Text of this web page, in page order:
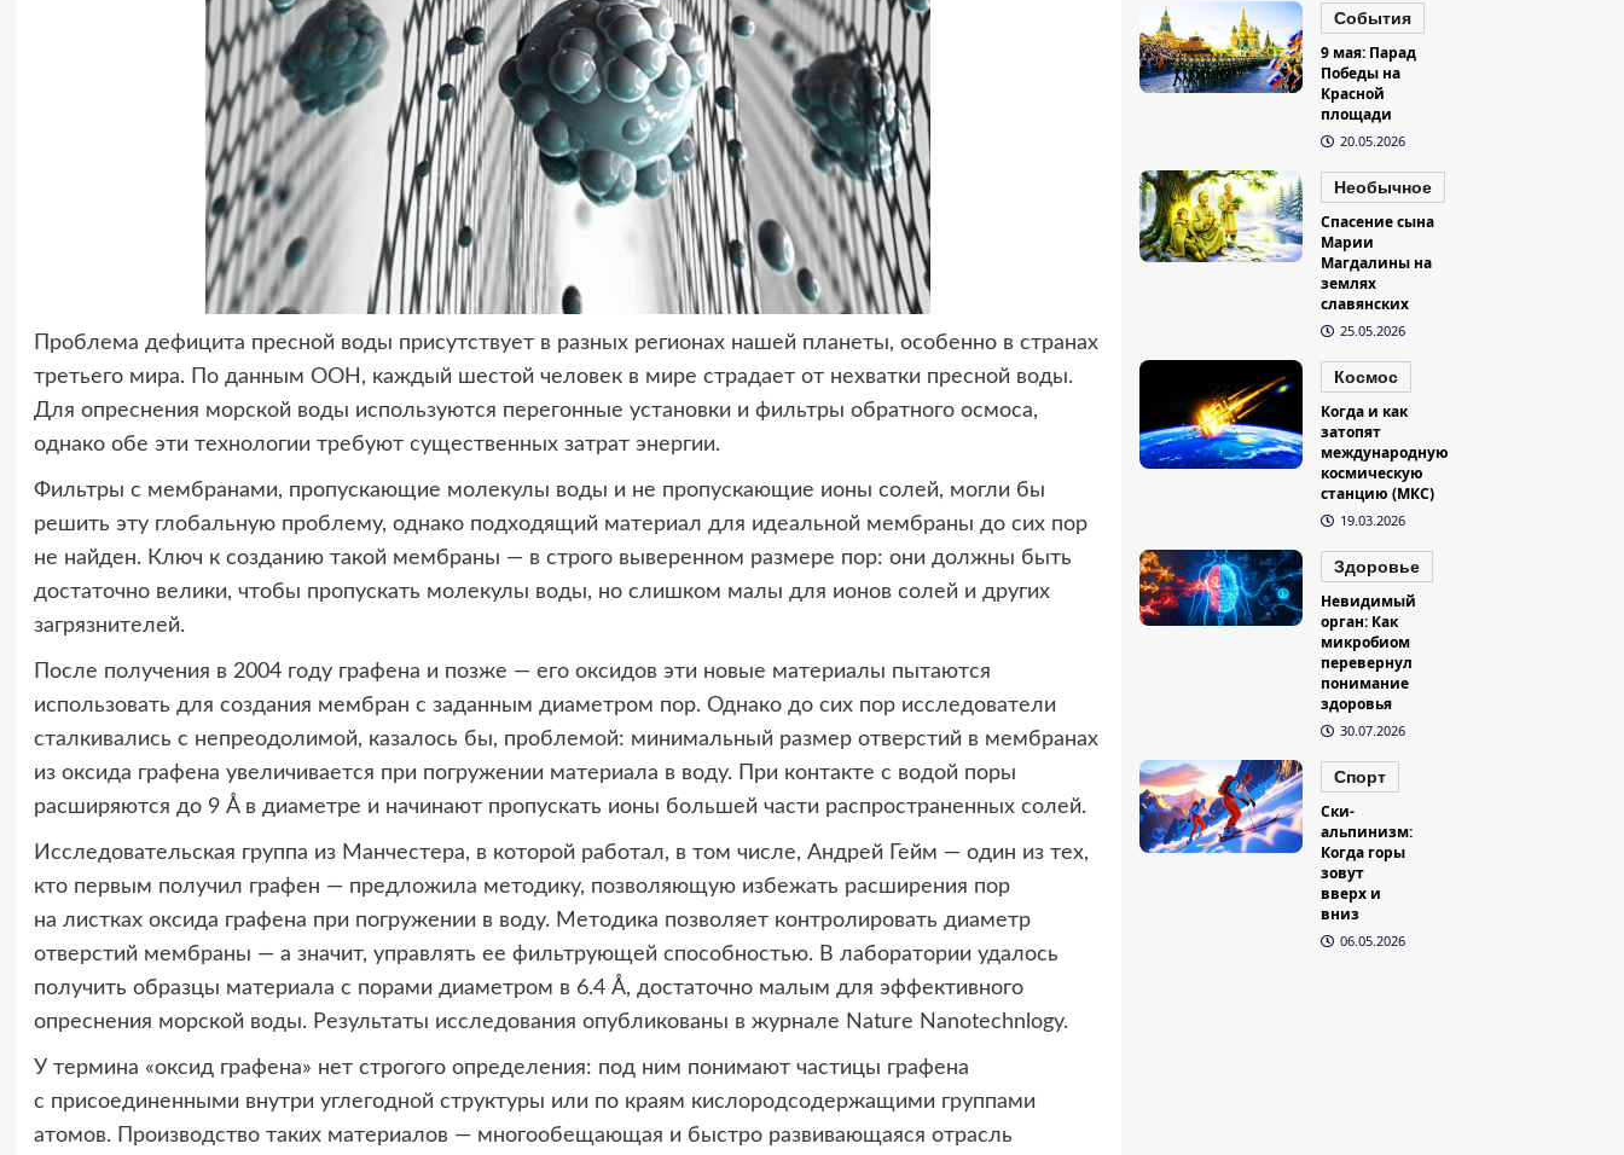
Проблема дефицита пресной воды присутствует в разных регионах нашей планеты, особенно в странах
третьего мира. По данным ООН, каждый шестой человек в мире страдает от нехватки пресной воды.
Для опреснения морской воды используются перегонные установки и фильтры обратного осмоса,
однако обе эти технологии требуют существенных затрат энергии.
Фильтры с мембранами, пропускающие молекулы воды и не пропускающие ионы солей, могли бы
решить эту глобальную проблему, однако подходящий материал для идеальной мембраны до сих пор
не найден. Ключ к созданию такой мембраны — в строго выверенном размере пор: они должны быть
достаточно велики, чтобы пропускать молекулы воды, но слишком малы для ионов солей и других
загрязнителей.
После получения в 2004 году графена и позже — его оксидов эти новые материалы пытаются
использовать для создания мембран с заданным диаметром пор. Однако до сих пор исследователи
сталкивались с непреодолимой, казалось бы, проблемой: минимальный размер отверстий в мембранах
из оксида графена увеличивается при погружении материала в воду. При контакте с водой поры
расширяются до 9 Å в диаметре и начинают пропускать ионы большей части распространенных солей.
Исследовательская группа из Манчестера, в которой работал, в том числе, Андрей Гейм — один из тех,
кто первым получил графен — предложила методику, позволяющую избежать расширения пор
на листках оксида графена при погружении в воду. Методика позволяет контролировать диаметр
отверстий мембраны — а значит, управлять ее фильтрующей способностью. В лаборатории удалось
получить образцы материала с порами диаметром в 6.4 Å, достаточно малым для эффективного
опреснения морской воды. Результаты исследования опубликованы в журнале Nature Nanotechnlogy.
У термина «оксид графена» нет строгого определения: под ним понимают частицы графена
с присоединенными внутри углегодной структуры или по краям кислородсодержащими группами
атомов. Производство таких материалов — многообещающая и быстро развивающаяся отрасль
События
9 мая: Парад
Победы на
Красной
площади
20.05.2026
Необычное
Спасение сына
Марии
Магдалины на
землях
славянских
25.05.2026
Космос
Когда и как
затопят
международную
космическую
станцию (МКС)
19.03.2026
Здоровье
Невидимый
орган: Как
микробиом
перевернул
понимание
здоровья
30.07.2026
Спорт
Ски-
альпинизм:
Когда горы
зовут
вверх и
вниз
06.05.2026